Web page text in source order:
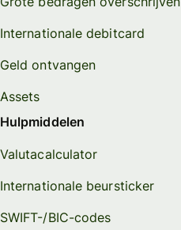
Internationale debitcard
Geld ontvangen
Assets
Hulpmiddelen
Valutacalculator
Internationale beursticker
SWIFT-/BIC-codes